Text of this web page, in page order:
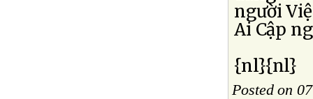
người
Ai Cập
{nl}{nl}
Posted on